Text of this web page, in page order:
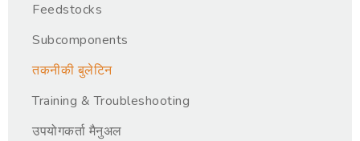
Feedstocks
Subcomponents
तकनीकी बुलेटिन
Training & Troubleshooting
उपयोगकर्ता मैनुअल